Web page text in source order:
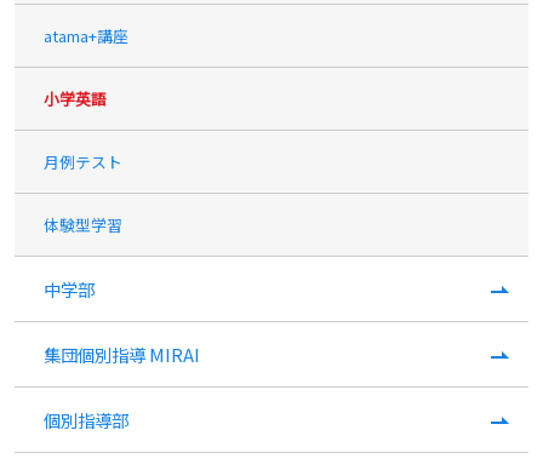
atama+講座
小学英語
月例テスト
体験型学習
中学部
集団個別指導 MIRAI
個別指導部